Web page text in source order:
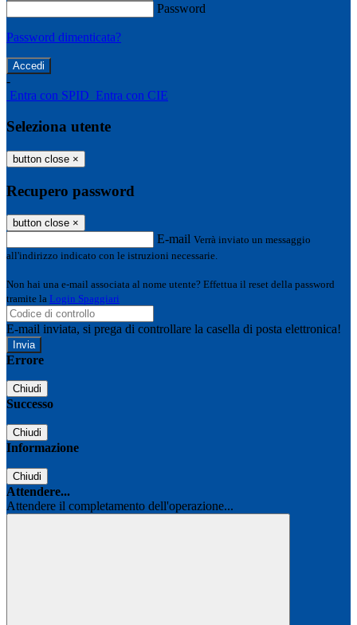
Password
Password dimenticata?
-
Entra con SPID Entra con CIE
Seleziona utente
button close ×
Recupero password
button close ×
E-mail Verrà inviato un messaggio
all'indirizzo indicato con le istruzioni necessarie.
Non hai una e-mail associata al nome utente? Effettua il reset della password
tramite la Login Spaggiari
E-mail inviata, si prega di controllare la casella di posta elettronica!
Errore
Chiudi
Successo
Chiudi
Informazione
Chiudi
Attendere...
Attendere il completamento dell'operazione...